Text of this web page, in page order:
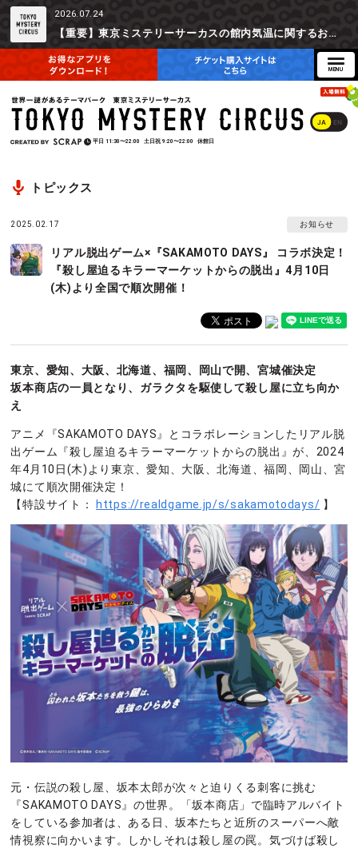
2026.07.24
【重要】東京ミステリーサーカスの館内気温に関するお詫びとご参加辞退時の返金対応について
JA EN
平日 11:30〜22:00 土日祝 9:20〜22:00 休館日
トピックス
2025.02.17 お知らせ
リアル脱出ゲーム×『SAKAMOTO DAYS』 コラボ決定！
『殺し屋迫るキラーマーケットからの脱出』4月10日
(木)より全国で順次開催！
東京、愛知、大阪、北海道、福岡、岡山で開、宮城催決定
坂本商店の一員となり、ガラクタを駆使して殺し屋に立ち向か
え
アニメ『SAKAMOTO DAYS』とコラボレーションしたリアル脱
出ゲーム『殺し屋迫るキラーマーケットからの脱出』が、2024
年4月10日(木)より東京、愛知、大阪、北海道、福岡、岡山、宮
城にて順次開催決定！
【特設サイト：
https://realdgame.jp/s/sakamotodays/ 】
元・伝説の殺し屋、坂本太郎が次々と迫りくる刺客に挑む
『SAKAMOTO DAYS』の世界。「坂本商店」で臨時アルバイト
をしている参加者は、ある日、坂本たちと近所のスーパーへ敵
情視察に向かいます。しかしそれは殺し屋の罠。気づけば殺し